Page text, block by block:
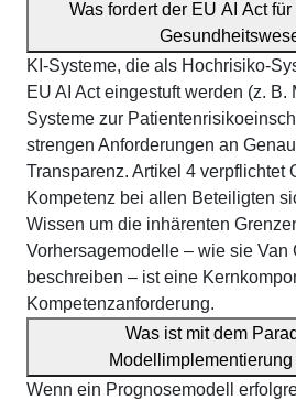
Was fordert der EU AI Act
KI-Systeme, die als Hochrisiko-
EU AI Act eingestuft werden (z. B.
Systeme zur
strengen Anforderungen an
Transparenz. Artikel 4 verpflichtet
Kompetenz bei allen Beteiligten
Wissen um die inhärenten
Vorhersagemodelle – wie sie Van
beschreiben – ist eine
Kompetenzanforderung.
Was ist mit dem
Wenn ein Prognosemodell